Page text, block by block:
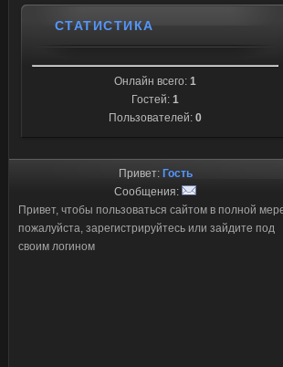
СТАТИСТИКА
Онлайн всего: 1
Гостей: 1
Пользователей: 0
Привет: Гость
Сообщения:
Привет, чтобы пользоваться сайтом в полной
пожалуйста, зарегистрируйтесь или зайдите под
своим логином